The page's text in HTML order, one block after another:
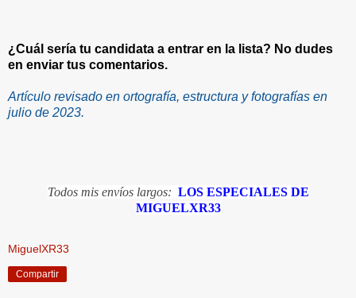
¿Cuál sería tu candidata a entrar en la lista? No dudes
en enviar tus comentarios.
Artículo revisado en ortografía, estructura y fotografías en
julio de 2023.
Todos mis envíos largos: LOS ESPECIALES DE
MIGUELXR33
MiguelXR33
Compartir